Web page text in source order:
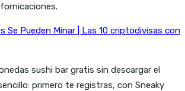
Se Pueden Minar | Las 10 criptodivisas con
sushi bar gratis sin descargar el
primero te registras, con Sneaky